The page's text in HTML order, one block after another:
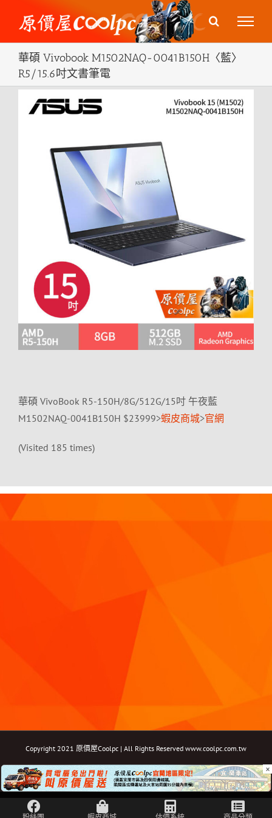
content
華碩 Vivobook M1502NAQ-0041B150H〈藍〉
R5/15.6吋文書筆電
View
Larger
華碩 VivoBook R5-150H/8G/512G/15吋 午夜藍
M1502NAQ-0041B150H $23999>蝦皮商城>官網
(Visited 185 times)
Copyright 2021 原價屋Coolpc | All Rights Reserved www.coolpc.com.tw
FacebookInstagramYouTubeTwitterEmail: ×